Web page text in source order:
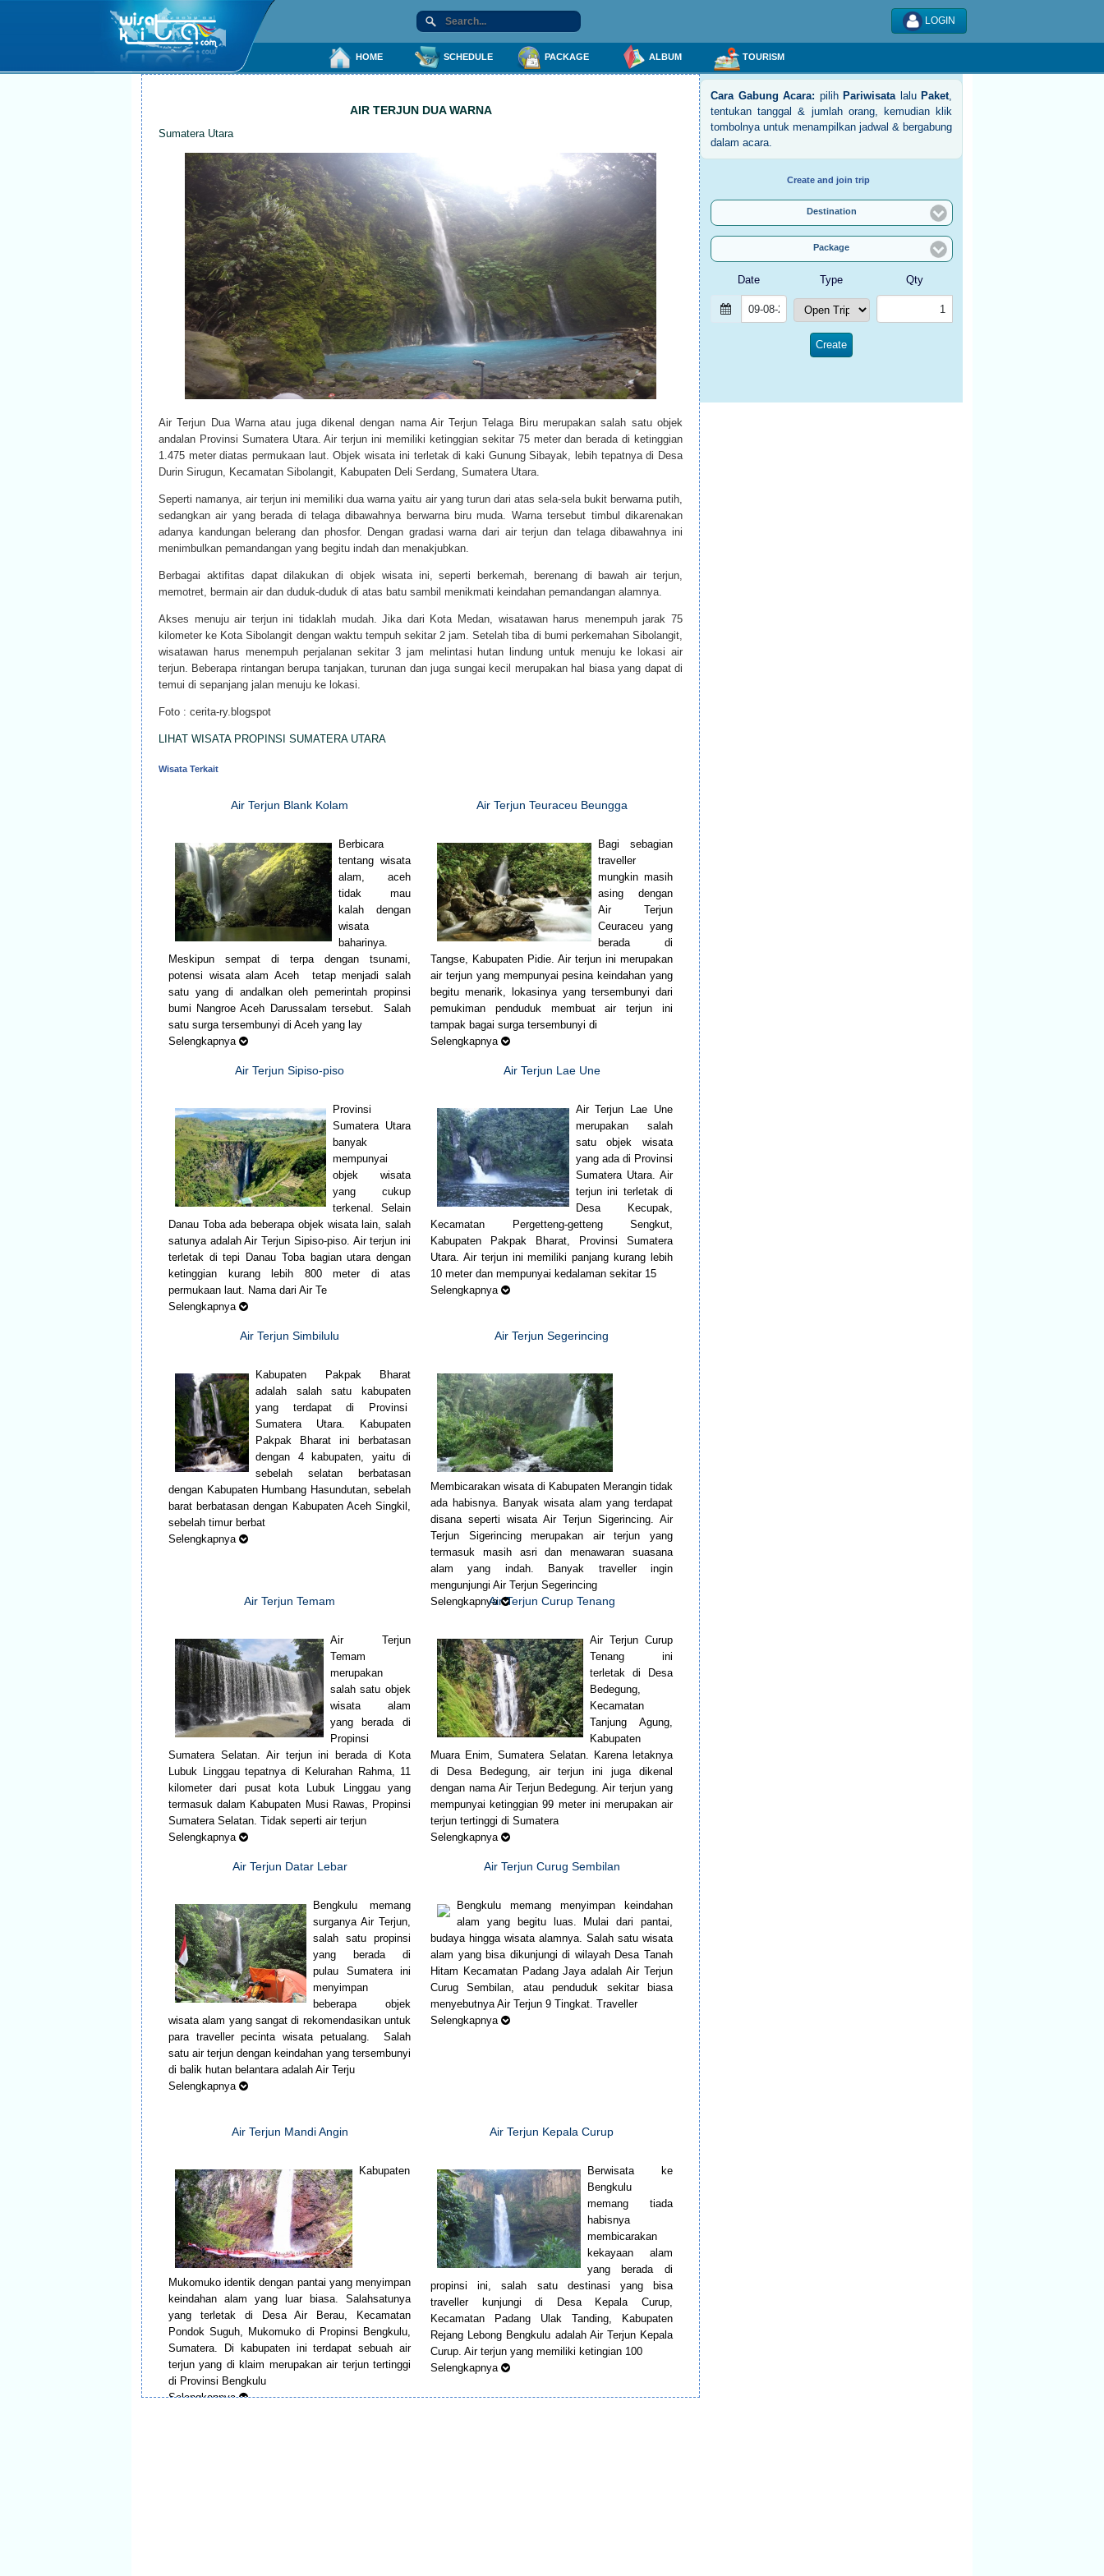
LOGIN
HOME SCHEDULE PACKAGE ALBUM TOURISM
Cara Gabung Acara: pilih Pariwisatalalu Paket,
tentukan tanggal & jumlah orang, kemudian klik
tombolnya untuk menampilkan jadwal & bergabung
dalam acara.
Create and join trip
Destination
Package
Date Type Qty
AIR TERJUN DUA WARNA
Sumatera Utara
Air Terjun Dua Warna atau juga dikenal dengan nama Air Terjun Telaga Biru merupakan salah satu objek
andalan Provinsi Sumatera Utara. Air terjun ini memiliki ketinggian sekitar 75 meter dan berada di ketinggian
1.475 meter diatas permukaan laut. Objek wisata ini terletak di kaki Gunung Sibayak, lebih tepatnya di Desa
Durin Sirugun, Kecamatan Sibolangit, Kabupaten Deli Serdang, Sumatera Utara.
Seperti namanya, air terjun ini memiliki dua warna yaitu air yang turun dari atas sela-sela bukit berwarna putih,
sedangkan air yang berada di telaga dibawahnya berwarna biru muda. Warna tersebut timbul dikarenakan
adanya kandungan belerang dan phosfor. Dengan gradasi warna dari air terjun dan telaga dibawahnya ini
menimbulkan pemandangan yang begitu indah dan menakjubkan.
Berbagai aktifitas dapat dilakukan di objek wisata ini, seperti berkemah, berenang di bawah air terjun,
memotret, bermain air dan duduk-duduk di atas batu sambil menikmati keindahan pemandangan alamnya.
Akses menuju air terjun ini tidaklah mudah. Jika dari Kota Medan, wisatawan harus menempuh jarak 75
kilometer ke Kota Sibolangit dengan waktu tempuh sekitar 2 jam. Setelah tiba di bumi perkemahan Sibolangit,
wisatawan harus menempuh perjalanan sekitar 3 jam melintasi hutan lindung untuk menuju ke lokasi air
terjun. Beberapa rintangan berupa tanjakan, turunan dan juga sungai kecil merupakan hal biasa yang dapat di
temui di sepanjang jalan menuju ke lokasi.
Foto : cerita-ry.blogspot
LIHAT WISATA PROPINSI SUMATERA UTARA
Wisata Terkait
Air Terjun Blank Kolam
Berbicara
tentang wisata
alam, aceh
tidak mau
kalah dengan
wisata
baharinya.
Meskipun sempat di terpa dengan tsunami,
potensi wisata alam Aceh tetap menjadi salah
satu yang di andalkan oleh pemerintah propinsi
bumi Nangroe Aceh Darussalam tersebut. Salah
satu surga tersembunyi di Aceh yang lay
Selengkapnya
Air Terjun Teuraceu Beungga
Bagi sebagian
traveller
mungkin masih
asing dengan
Air Terjun
Ceuraceu yang
berada di
Tangse, Kabupaten Pidie. Air terjun ini merupakan
air terjun yang mempunyai pesina keindahan yang
begitu menarik, lokasinya yang tersembunyi dari
pemukiman penduduk membuat air terjun ini
tampak bagai surga tersembunyi di
Selengkapnya
Air Terjun Sipiso-piso
Provinsi
Sumatera Utara
banyak
mempunyai
objek wisata
yang cukup
terkenal. Selain
Danau Toba ada beberapa objek wisata lain, salah
satunya adalah Air Terjun Sipiso-piso. Air terjun ini
terletak di tepi Danau Toba bagian utara dengan
ketinggian kurang lebih 800 meter di atas
permukaan laut. Nama dari Air Te
Selengkapnya
Air Terjun Lae Une
Air Terjun Lae Une
merupakan salah
satu objek wisata
yang ada di Provinsi
Sumatera Utara. Air
terjun ini terletak di
Desa Kecupak,
Kecamatan Pergetteng-getteng Sengkut,
Kabupaten Pakpak Bharat, Provinsi Sumatera
Utara. Air terjun ini memiliki panjang kurang lebih
10 meter dan mempunyai kedalaman sekitar 15
Selengkapnya
Air Terjun Simbilulu
Kabupaten Pakpak Bharat
adalah salah satu kabupaten
yang terdapat di Provinsi
Sumatera Utara. Kabupaten
Pakpak Bharat ini berbatasan
dengan 4 kabupaten, yaitu di
sebelah selatan berbatasan
dengan Kabupaten Humbang Hasundutan, sebelah
barat berbatasan dengan Kabupaten Aceh Singkil,
sebelah timur berbat
Selengkapnya
Air Terjun Segerincing
Membicarakan wisata di Kabupaten Merangin tidak
ada habisnya. Banyak wisata alam yang terdapat
disana seperti wisata Air Terjun Sigerincing. Air
Terjun Sigerincing merupakan air terjun yang
termasuk masih asri dan menawaran suasana
alam yang indah. Banyak traveller ingin
mengunjungi Air Terjun Segerincing
Selengkapnya
Air Terjun Temam
Air Terjun
Temam
merupakan
salah satu objek
wisata alam
yang berada di
Propinsi
Sumatera Selatan. Air terjun ini berada di Kota
Lubuk Linggau tepatnya di Kelurahan Rahma, 11
kilometer dari pusat kota Lubuk Linggau yang
termasuk dalam Kabupaten Musi Rawas, Propinsi
Sumatera Selatan. Tidak seperti air terjun
Selengkapnya
Air Terjun Curup Tenang
Air Terjun Curup
Tenang ini
terletak di Desa
Bedegung,
Kecamatan
Tanjung Agung,
Kabupaten
Muara Enim, Sumatera Selatan. Karena letaknya
di Desa Bedegung, air terjun ini juga dikenal
dengan nama Air Terjun Bedegung. Air terjun yang
mempunyai ketinggian 99 meter ini merupakan air
terjun tertinggi di Sumatera
Selengkapnya
Air Terjun Datar Lebar
Bengkulu memang
surganya Air Terjun,
salah satu propinsi
yang berada di
pulau Sumatera ini
menyimpan
beberapa objek
wisata alam yang sangat di rekomendasikan untuk
para traveller pecinta wisata petualang. Salah
satu air terjun dengan keindahan yang tersembunyi
di balik hutan belantara adalah Air Terju
Selengkapnya
Air Terjun Curug Sembilan
Bengkulu memang menyimpan keindahan
alam yang begitu luas. Mulai dari pantai,
budaya hingga wisata alamnya. Salah satu wisata
alam yang bisa dikunjungi di wilayah Desa Tanah
Hitam Kecamatan Padang Jaya adalah Air Terjun
Curug Sembilan, atau penduduk sekitar biasa
menyebutnya Air Terjun 9 Tingkat. Traveller
Selengkapnya
Air Terjun Mandi Angin
Kabupaten
Mukomuko identik dengan pantai yang menyimpan
keindahan alam yang luar biasa. Salahsatunya
yang terletak di Desa Air Berau, Kecamatan
Pondok Suguh, Mukomuko di Propinsi Bengkulu,
Sumatera. Di kabupaten ini terdapat sebuah air
terjun yang di klaim merupakan air terjun tertinggi
di Provinsi Bengkulu
Selengkapnya
Air Terjun Kepala Curup
Berwisata ke
Bengkulu
memang tiada
habisnya
membicarakan
kekayaan alam
yang berada di
propinsi ini, salah satu destinasi yang bisa
traveller kunjungi di Desa Kepala Curup,
Kecamatan Padang Ulak Tanding, Kabupaten
Rejang Lebong Bengkulu adalah Air Terjun Kepala
Curup. Air terjun yang memiliki ketingian 100
Selengkapnya